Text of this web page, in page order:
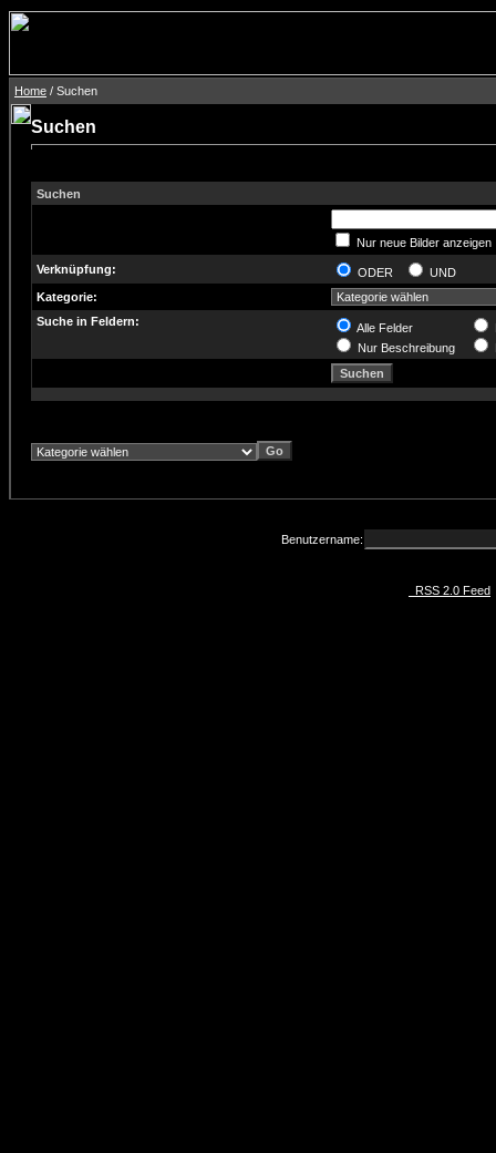
Home / Suchen
Suchen
Suchen
Nur neue Bilder anzeigen
Verknüpfung:
ODER
UND
Kategorie:
Suche in Feldern:
Alle Felder
Nur Beschreibung
Benutzername:
RSS 2.0 Feed